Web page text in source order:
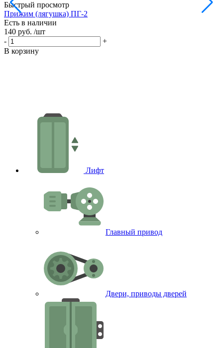
Быстрый просмотр
Прижим (лягушка) ПГ-2
Есть в наличии
140 руб. /шт
-
+
В корзину
Лифт
Главный привод
Двери, приводы дверей